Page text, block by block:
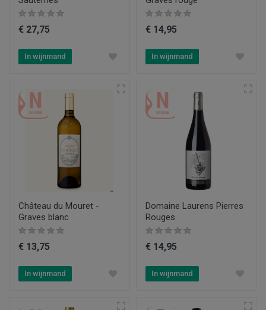
€ 27,75
In wijnmand
€ 14,95
In wijnmand
Château du Mouret -
Graves blanc
€ 13,75
In wijnmand
Domaine Laurens Pierres
Rouges
€ 14,95
In wijnmand